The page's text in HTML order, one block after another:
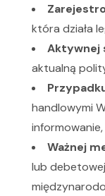
która działa
Aktywnej
aktualną
handlowymi
Ważnej
lub